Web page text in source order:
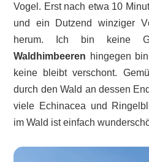
Vogel. Erst nach etwa 10
und ein Dutzend winziger
herum. Ich bin keine
Waldhimbeeren hingegen
keine bleibt verschont.
durch den Wald an dessen
viele Echinacea und
im Wald ist einfach